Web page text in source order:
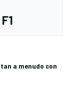
a menudo con